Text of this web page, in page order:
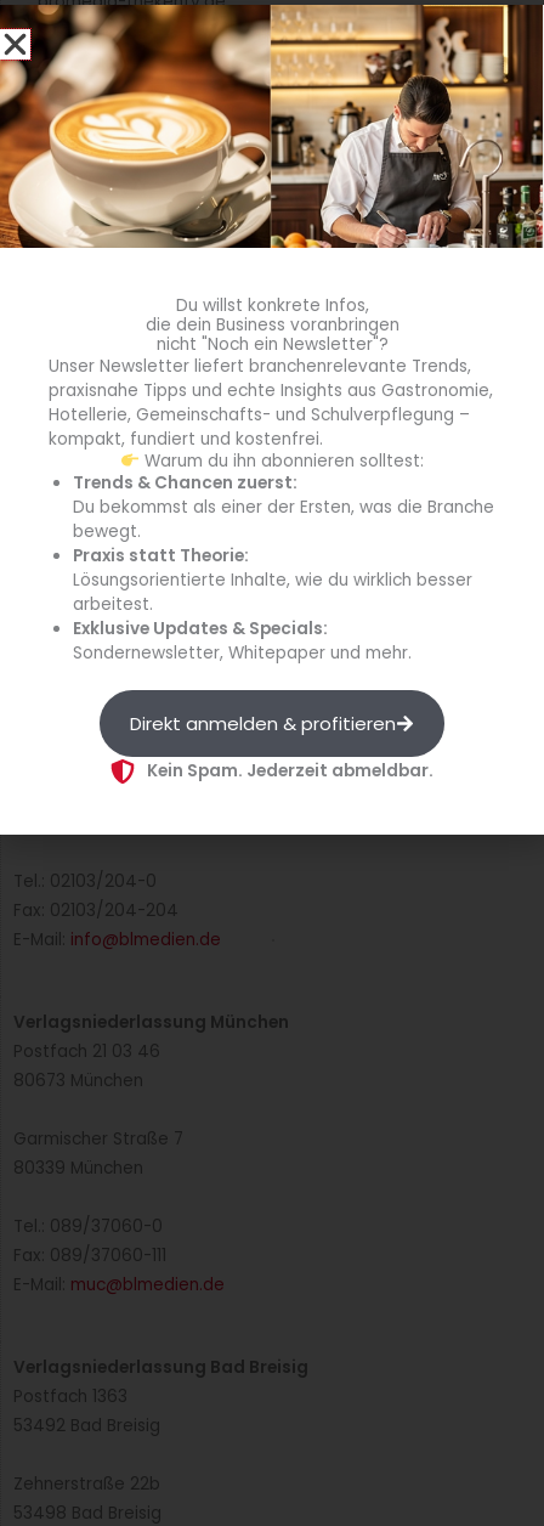
Shop
Mediadaten
Newsletter Anmeldung
Registrierung für Abokunden
AGB
Wiederrufsbelehrung
Datenschutzerklärung
Impressum
Cookie-Richtlinie (EU)
Postfach 10 02 20
40702 Hilden
Tel.: 02103/204-0
Fax: 02103/204-204
E-Mail: info@blmedien.de
Verlagsniederlassung München
Postfach 21 03 46
80673 München
Garmischer Straße 7
80339 München
Tel.: 089/37060-0
Fax: 089/37060-111
E-Mail: muc@blmedien.de
Verlagsniederlassung Bad Breisig
Postfach 1363
53492 Bad Breisig
Zehnerstraße 22b
53498 Bad Breisig
Du willst konkrete Infos,
die dein Business voranbringen
nicht "Noch ein Newsletter"?
Unser Newsletter liefert branchenrelevante Trends,
praxisnahe Tipps und echte Insights aus Gastronomie,
Hotellerie, Gemeinschafts- und Schulverpflegung –
kompakt, fundiert und kostenfrei.
Warum du ihn abonnieren solltest:
Trends & Chancen zuerst:
Du bekommst als einer der Ersten, was die Branche
bewegt.
Praxis statt Theorie:
Lösungsorientierte Inhalte, wie du wirklich besser
arbeitest.
Exklusive Updates & Specials:
Sondernewsletter, Whitepaper und mehr.
Direkt anmelden & profitieren
Kein Spam. Jederzeit abmeldbar.